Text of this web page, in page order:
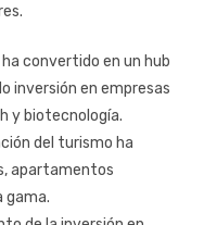
convertido en un hub
inversión en empresas
y biotecnología.
del turismo ha
apartamentos
gama.